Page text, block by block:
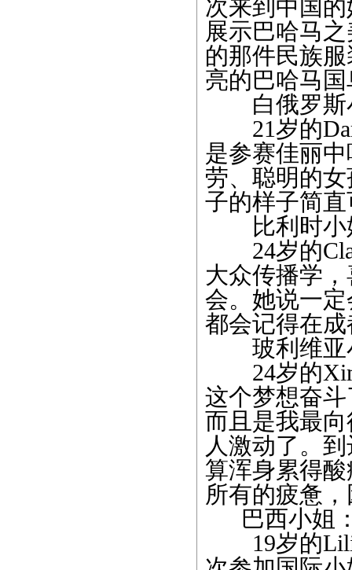
次来到中国
展示巴哈马
的那件民族
亮的巴哈马国
白俄罗斯
21岁的
是参赛佳丽
劳、聪明的
子的样子简
比利时小
24岁的
大众传播学
会。她说一
都会记得在
玻利维亚
24岁的
这个梦想奋
而且是我最
人激动了。
算浑身累得
所有的疲惫
巴西小姐
19岁的